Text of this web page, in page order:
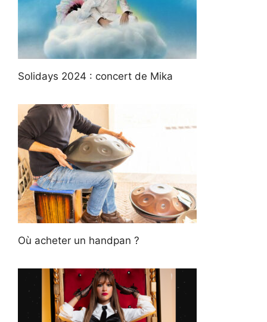
Solidays 2024 : concert de Mika
Où acheter un handpan ?